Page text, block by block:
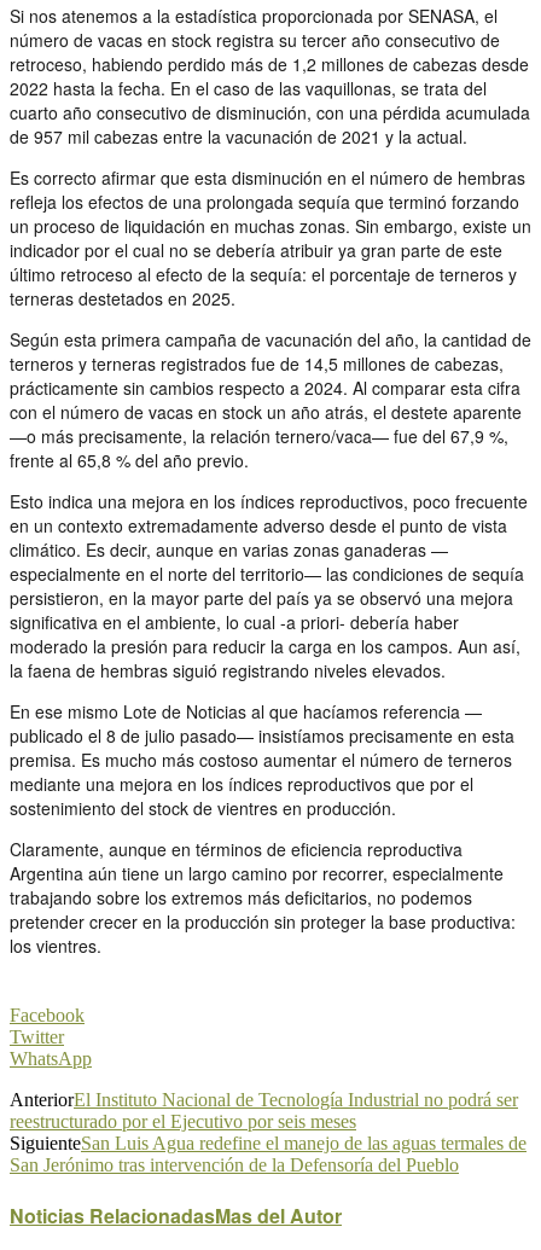
Si nos atenemos a la estadística proporcionada por SENASA, el
número de vacas en stock registra su tercer año consecutivo de
retroceso, habiendo perdido más de 1,2 millones de cabezas desde
2022 hasta la fecha. En el caso de las vaquillonas, se trata del
cuarto año consecutivo de disminución, con una pérdida acumulada
de 957 mil cabezas entre la vacunación de 2021 y la actual.
Es correcto afirmar que esta disminución en el número de hembras
refleja los efectos de una prolongada sequía que terminó forzando
un proceso de liquidación en muchas zonas. Sin embargo, existe un
indicador por el cual no se debería atribuir ya gran parte de este
último retroceso al efecto de la sequía: el porcentaje de terneros y
terneras destetados en 2025.
Según esta primera campaña de vacunación del año, la cantidad de
terneros y terneras registrados fue de 14,5 millones de cabezas,
prácticamente sin cambios respecto a 2024. Al comparar esta cifra
con el número de vacas en stock un año atrás, el destete aparente
—o más precisamente, la relación ternero/vaca— fue del 67,9 %,
frente al 65,8 % del año previo.
Esto indica una mejora en los índices reproductivos, poco frecuente
en un contexto extremadamente adverso desde el punto de vista
climático. Es decir, aunque en varias zonas ganaderas —
especialmente en el norte del territorio— las condiciones de sequía
persistieron, en la mayor parte del país ya se observó una mejora
significativa en el ambiente, lo cual -a priori- debería haber
moderado la presión para reducir la carga en los campos. Aun así,
la faena de hembras siguió registrando niveles elevados.
En ese mismo Lote de Noticias al que hacíamos referencia —
publicado el 8 de julio pasado— insistíamos precisamente en esta
premisa. Es mucho más costoso aumentar el número de terneros
mediante una mejora en los índices reproductivos que por el
sostenimiento del stock de vientres en producción.
Claramente, aunque en términos de eficiencia reproductiva
Argentina aún tiene un largo camino por recorrer, especialmente
trabajando sobre los extremos más deficitarios, no podemos
pretender crecer en la producción sin proteger la base productiva:
los vientres.
Facebook
Twitter
WhatsApp
AnteriorEl Instituto Nacional de Tecnología Industrial no podrá ser
reestructurado por el Ejecutivo por seis meses
SiguienteSan Luis Agua redefine el manejo de las aguas termales de
San Jerónimo tras intervención de la Defensoría del Pueblo
Noticias RelacionadasMas del Autor